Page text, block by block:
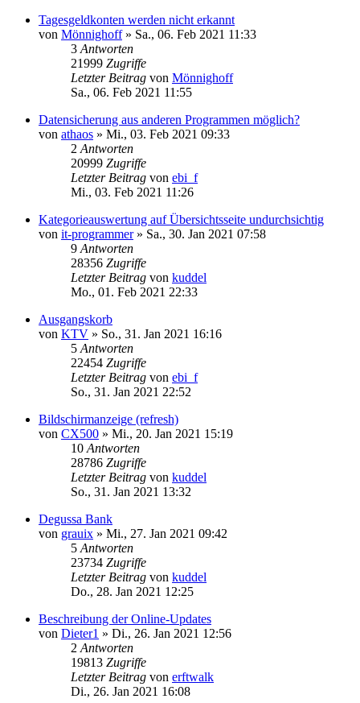
Tagesgeldkonten werden nicht erkannt
von Mönnighoff» Sa., 06. Feb 2021 11:33
3 Antworten
21999 Zugriffe
Letzter Beitrag von Mönnighoff
Sa., 06. Feb 2021 11:55
Datensicherung aus anderen Programmen möglich?
von athaos » Mi., 03. Feb 2021 09:33
2 Antworten
20999 Zugriffe
Letzter Beitrag von ebi_f
Mi., 03. Feb 2021 11:26
Kategorieauswertung auf Übersichtsseite undurchsichtig
von it-programmer» Sa., 30. Jan 2021 07:58
9 Antworten
28356 Zugriffe
Letzter Beitrag von kuddel
Mo., 01. Feb 2021 22:33
Ausgangskorb
von KTV » So., 31. Jan 2021 16:16
5 Antworten
22454 Zugriffe
Letzter Beitrag von ebi_f
So., 31. Jan 2021 22:52
Bildschirmanzeige (refresh)
von CX500 » Mi., 20. Jan 2021 15:19
10 Antworten
28786 Zugriffe
Letzter Beitrag von kuddel
So., 31. Jan 2021 13:32
Degussa Bank
von grauix » Mi., 27. Jan 2021 09:42
5 Antworten
23734 Zugriffe
Letzter Beitrag von kuddel
Do., 28. Jan 2021 12:25
Beschreibung der Online-Updates
von Dieter1 » Di., 26. Jan 2021 12:56
2 Antworten
19813 Zugriffe
Letzter Beitrag von erftwalk
Di., 26. Jan 2021 16:08